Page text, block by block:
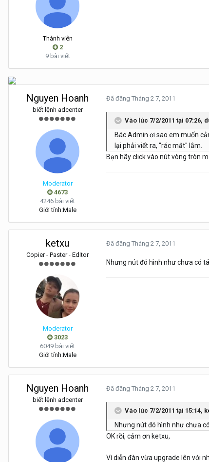
Thành viên
2
9 bài viết
Nguyen Hoanh
biết lệnh adcenter
Moderator
4673
4246 bài viết
Giới tính:Male
Đã đăng Tháng 2 7, 2011
Vào lúc 7/2/2011 tại 07:26,
Bác Admin ơi sao em muốn
lại phải viết ra, "rác mắt" lắm.
Bạn hãy click vào nút vòng tròn
ketxu
Copier - Paster - Editor
Moderator
3023
6049 bài viết
Giới tính:Male
Đã đăng Tháng 2 7, 2011
Nhưng nút đó hình như chưa có
Nguyen Hoanh
biết lệnh adcenter
Đã đăng Tháng 2 7, 2011
Vào lúc 7/2/2011 tại 15:14,
Nhưng nút đó hình như chưa
OK rồi, cảm ơn ketxu,
Vì diễn đàn vừa upgrade lên với